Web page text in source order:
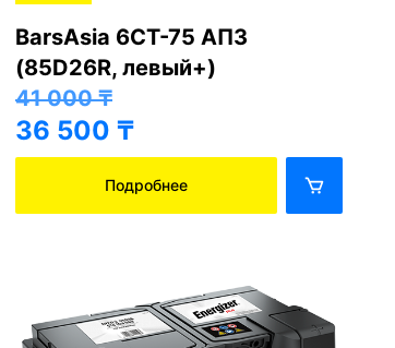
Next Asia 6СТ-75 АПЗ
(85D26L, правый+)
41 000₸
36 500₸
Подробнее